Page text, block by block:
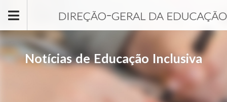
Notícias de Educação Inclusiva